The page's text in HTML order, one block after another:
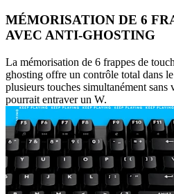
MÉMORISATION DE 6
AVEC ANTI-GHOSTING
La mémorisation de 6 frappes de
ghosting offre un contrôle total dans
plusieurs touches simultanément
pourrait entraver un W.